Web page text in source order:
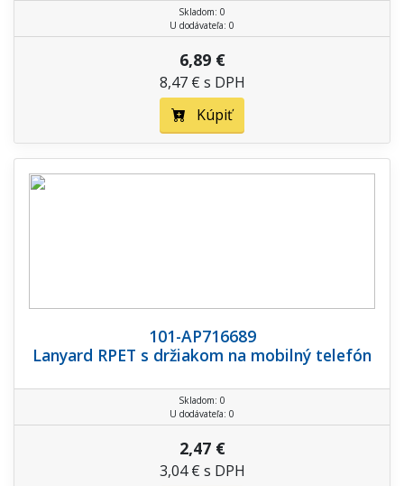
Skladom: 0
U dodávateľa: 0
6,89 €
8,47 € s DPH
Kúpiť
101-AP716689
Lanyard RPET s držiakom na mobilný telefón
Skladom: 0
U dodávateľa: 0
2,47 €
3,04 € s DPH